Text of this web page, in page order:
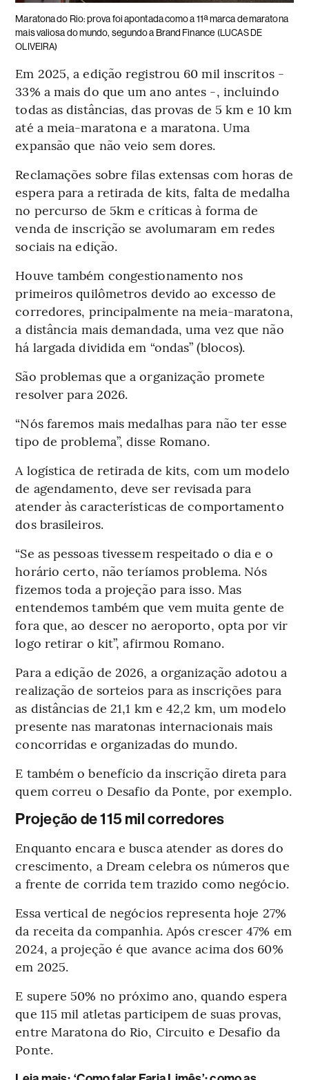
Maratona do Rio: prova foi apontada como a 11ª marca de maratona
mais valiosa do mundo, segundo a Brand Finance (LUCAS DE
OLIVEIRA)
Em 2025, a edição registrou 60 mil inscritos -
33% a mais do que um ano antes -, incluindo
todas as distâncias, das provas de 5 km e 10 km
até a meia-maratona e a maratona. Uma
expansão que não veio sem dores.
Reclamações sobre filas extensas com horas de
espera para a retirada de kits, falta de medalha
no percurso de 5km e críticas à forma de
venda de inscrição se avolumaram em redes
sociais na edição.
Houve também congestionamento nos
primeiros quilômetros devido ao excesso de
corredores, principalmente na meia-maratona,
a distância mais demandada, uma vez que não
há largada dividida em “ondas” (blocos).
São problemas que a organização promete
resolver para 2026.
“Nós faremos mais medalhas para não ter esse
tipo de problema”, disse Romano.
A logística de retirada de kits, com um modelo
de agendamento, deve ser revisada para
atender às características de comportamento
dos brasileiros.
“Se as pessoas tivessem respeitado o dia e o
horário certo, não teríamos problema. Nós
fizemos toda a projeção para isso. Mas
entendemos também que vem muita gente de
fora que, ao descer no aeroporto, opta por vir
logo retirar o kit”, afirmou Romano.
Para a edição de 2026, a organização adotou a
realização de sorteios para as inscrições para
as distâncias de 21,1 km e 42,2 km, um modelo
presente nas maratonas internacionais mais
concorridas e organizadas do mundo.
E também o benefício da inscrição direta para
quem correu o Desafio da Ponte, por exemplo.
Projeção de 115 mil corredores
Enquanto encara e busca atender as dores do
crescimento, a Dream celebra os números que
a frente de corrida tem trazido como negócio.
Essa vertical de negócios representa hoje 27%
da receita da companhia. Após crescer 47% em
2024, a projeção é que avance acima dos 60%
em 2025.
E supere 50% no próximo ano, quando espera
que 115 mil atletas participem de suas provas,
entre Maratona do Rio, Circuito e Desafio da
Ponte.